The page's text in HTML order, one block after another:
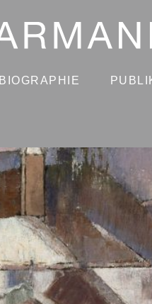
BIOGRAPHIE